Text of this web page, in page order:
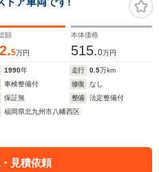
額
5万円
本体価格
515.0万円
1990年 走行 0.5万km
車検整備付 修復
なし
保証無 整備
法定整備付
福岡県北九州市八幡西区
見積依頼